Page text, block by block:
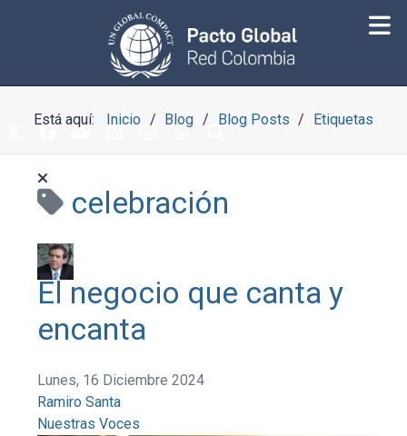
Está aquí: Inicio Blog Blog Posts Etiquetas
celebración
El negocio que canta y
encanta
Lunes, 16 Diciembre 2024
Ramiro Santa
Nuestras Voces